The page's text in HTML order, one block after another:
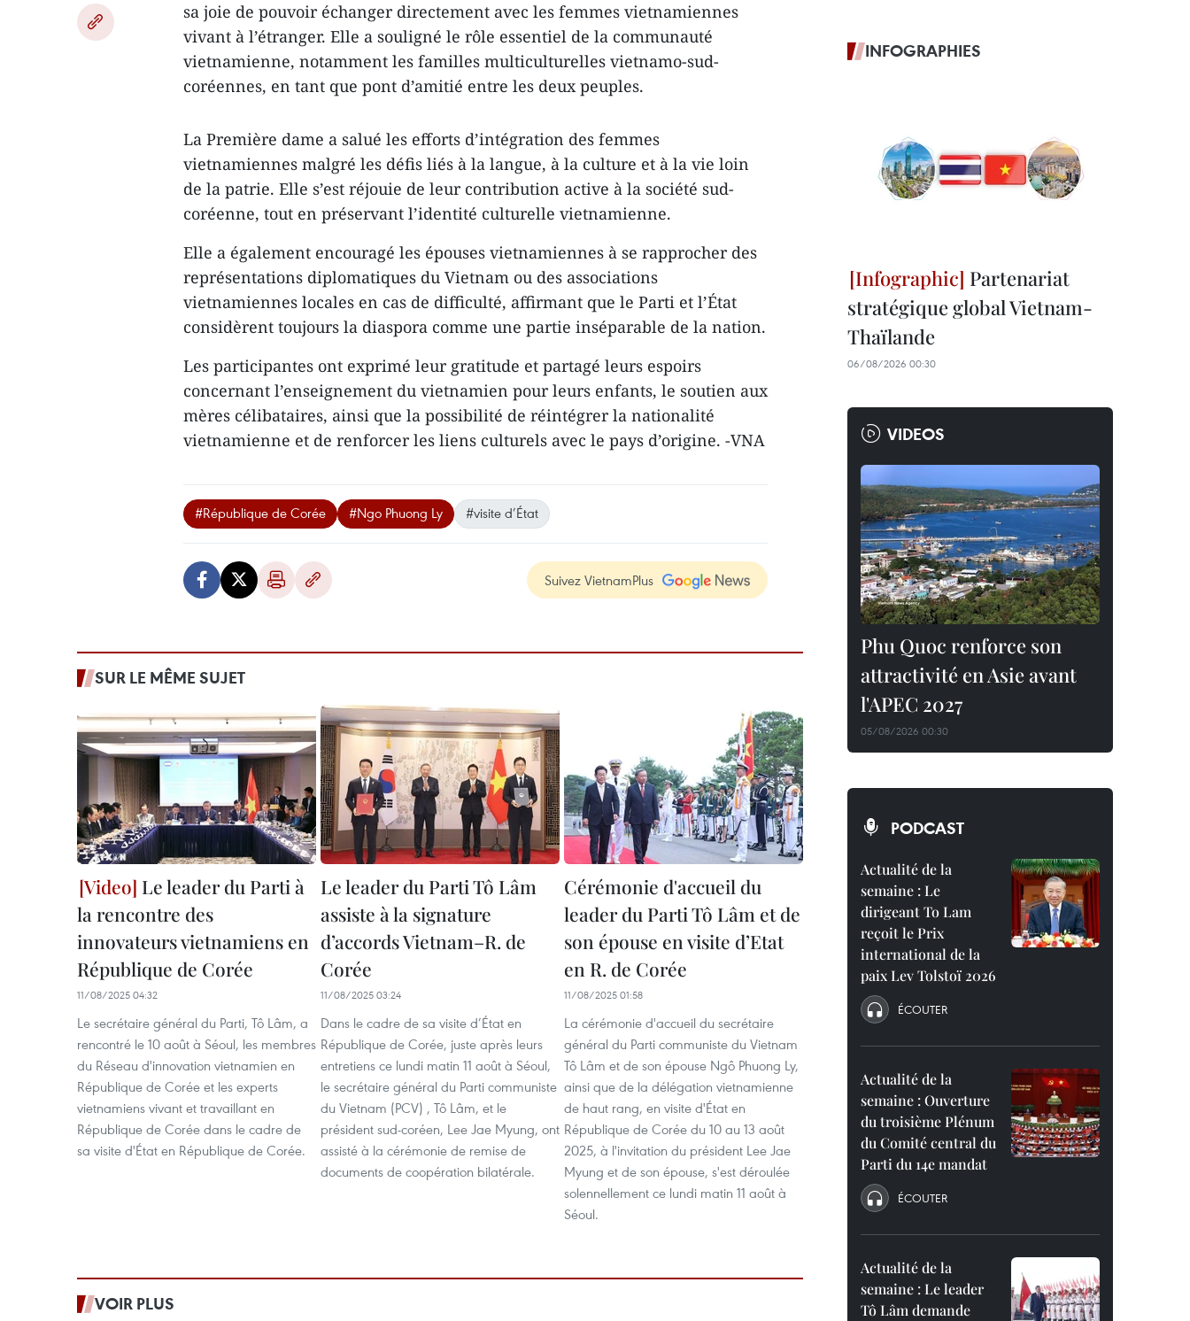
sa joie de pouvoir échanger directement avec les femmes vietnamiennes
vivant à l’étranger. Elle a souligné le rôle essentiel de la communauté
vietnamienne, notamment les familles multiculturelles vietnamo-sud-
coréennes, en tant que pont d’amitié entre les deux peuples.
La Première dame a salué les efforts d’intégration des femmes
vietnamiennes malgré les défis liés à la langue, à la culture et à la vie loin
de la patrie. Elle s’est réjouie de leur contribution active à la société sud-
coréenne, tout en préservant l’identité culturelle vietnamienne.
Elle a également encouragé les épouses vietnamiennes à se rapprocher des
représentations diplomatiques du Vietnam ou des associations
vietnamiennes locales en cas de difficulté, affirmant que le Parti et l’État
considèrent toujours la diaspora comme une partie inséparable de la nation.
Les participantes ont exprimé leur gratitude et partagé leurs espoirs
concernant l’enseignement du vietnamien pour leurs enfants, le soutien aux
mères célibataires, ainsi que la possibilité de réintégrer la nationalité
vietnamienne et de renforcer les liens culturels avec le pays d’origine. -VNA
#République de Corée #Ngo Phuong Ly #visite d’État
Suivez VietnamPlus
SUR LE MÊME SUJET
Le leader du Parti à
la rencontre des
innovateurs vietnamiens en
République de Corée
11/08/2025 04:32
Le secrétaire général du Parti, Tô Lâm, a
rencontré le 10 août à Séoul, les membres
du Réseau d'innovation vietnamien en
République de Corée et les experts
vietnamiens vivant et travaillant en
République de Corée dans le cadre de
sa visite d'État en République de Corée.
Le leader du Parti Tô Lâm
assiste à la signature
d’accords Vietnam–R. de
Corée
11/08/2025 03:24
Dans le cadre de sa visite d’État en
République de Corée, juste après leurs
entretiens ce lundi matin 11 août à Séoul,
le secrétaire général du Parti communiste
du Vietnam (PCV) , Tô Lâm, et le
président sud-coréen, Lee Jae Myung, ont
assisté à la cérémonie de remise de
documents de coopération bilatérale.
Cérémonie d'accueil du
leader du Parti Tô Lâm et de
son épouse en visite d’Etat
en R. de Corée
11/08/2025 01:58
La cérémonie d'accueil du secrétaire
général du Parti communiste du Vietnam
Tô Lâm et de son épouse Ngô Phuong Ly,
ainsi que de la délégation vietnamienne
de haut rang, en visite d'État en
République de Corée du 10 au 13 août
2025, à l'invitation du président Lee Jae
Myung et de son épouse, s'est déroulée
solennellement ce lundi matin 11 août à
Séoul.
VOIR PLUS
INFOGRAPHIES
Partenariat
stratégique global Vietnam-
Thaïlande
06/08/2026 00:30
VIDEOS
Phu Quoc renforce son
attractivité en Asie avant
l'APEC 2027
05/08/2026 00:30
PODCAST
Actualité de la
semaine : Le
dirigeant To Lam
reçoit le Prix
international de la
paix Lev Tolstoï 2026
ÉCOUTER
Actualité de la
semaine : Ouverture
du troisième Plénum
du Comité central du
Parti du 14e mandat
ÉCOUTER
Actualité de la
semaine : Le leader
Tô Lâm demande